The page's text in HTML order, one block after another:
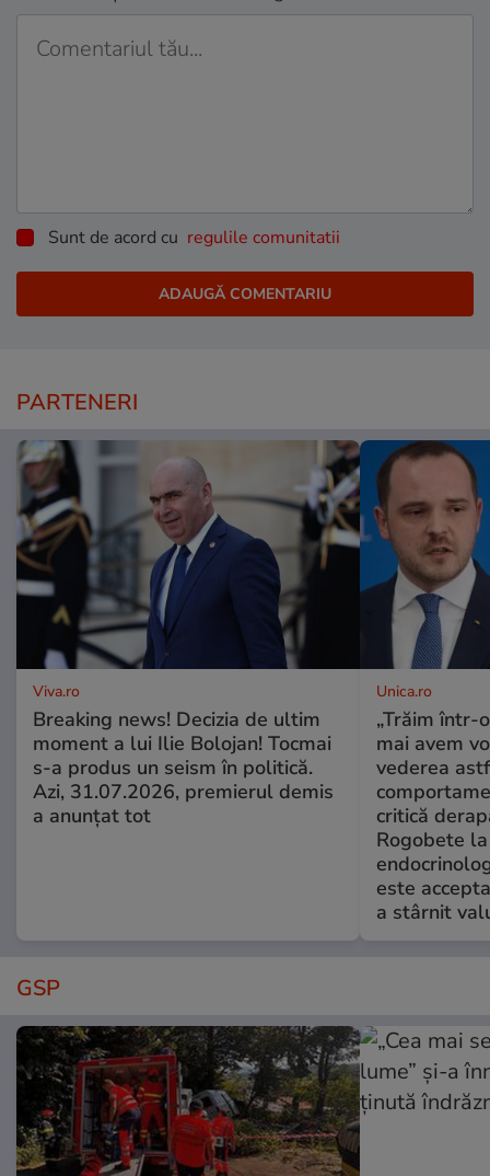
Sunt de acord cu regulile comunitatii
PARTENERI
Viva.ro
Breaking news! Decizia de ultim
moment a lui Ilie Bolojan! Tocmai
s-a produs un seism în politică.
Azi, 31.07.2026, premierul demis
a anunțat tot
Unica.ro
„Trăim într-
mai avem
vederea
critică
Rogobete
este
a stârnit
GSP